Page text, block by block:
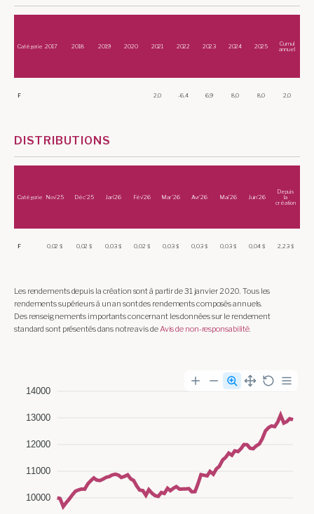
Catégorie 2017 2018 2019 2020 2021 2022 2023 2024 2025
Cumul
annuel
F 2,0 -6,4 6,9 8,0 8,0 2,0
DISTRIBUTIONS
Catégorie Nov'25 Déc'25 Jan'26 Fév'26 Mar'26 Avr'26 Mai'26 Juin'26
Depuis
la
création
F 0,02 $ 0,02 $ 0,03 $ 0,02 $ 0,03 $ 0,03 $ 0,03 $ 0,04 $ 2,23 $
Les rendements depuis la création sont à partir de 31 janvier 2020. Tous les
rendements supérieurs à un an sont des rendements composés annuels.
Des renseignements importants concernant les données sur le rendement
standard sont présentés dans notre avis deAvis de non-responsabilité.
14000
13000
12000
11000
10000